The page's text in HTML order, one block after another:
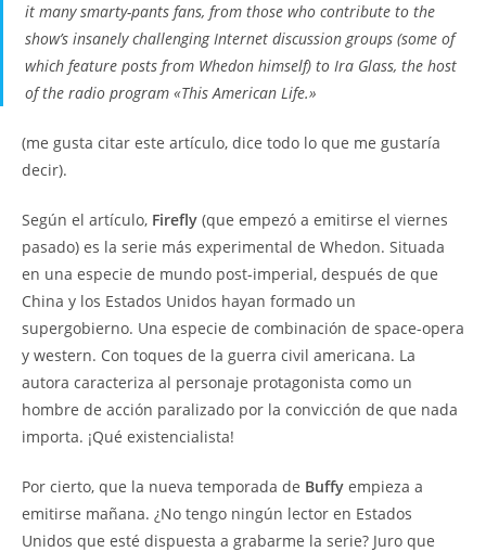
it many smarty-pants fans, from those who contribute to the
show’s insanely challenging Internet discussion groups (some of
which feature posts from Whedon himself) to Ira Glass, the host
of the radio program «This American Life.»
(me gusta citar este artículo, dice todo lo que me gustaría
decir).
Según el artículo, Firefly (que empezó a emitirse el viernes
pasado) es la serie más experimental de Whedon. Situada
en una especie de mundo post-imperial, después de que
China y los Estados Unidos hayan formado un
supergobierno. Una especie de combinación de space-opera
y western. Con toques de la guerra civil americana. La
autora caracteriza al personaje protagonista como un
hombre de acción paralizado por la convicción de que nada
importa. ¡Qué existencialista!
Por cierto, que la nueva temporada de Buffy empieza a
emitirse mañana. ¿No tengo ningún lector en Estados
Unidos que esté dispuesta a grabarme la serie? Juro que